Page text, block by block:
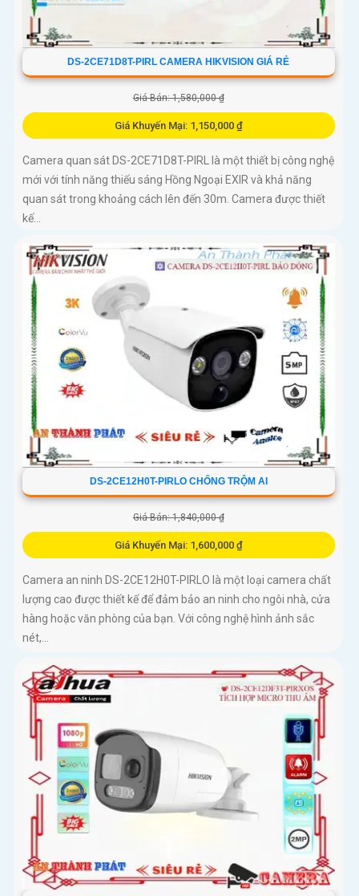
DS-2CE71D8T-PIRL CAMERA HIKVISION GIÁ RẺ
Giá Bán: 1,580,000 ₫
Giá Khuyến Mại: 1,150,000 ₫
Camera quan sát DS-2CE71D8T-PIRL là một thiết bị công nghệ
mới với tính năng thiếu sáng Hồng Ngoại EXIR và khả năng
quan sát trong khoảng cách lên đến 30m. Camera được thiết
kế...
DS-2CE12H0T-PIRLO CHỐNG TRỘM AI
Giá Bán: 1,840,000 ₫
Giá Khuyến Mại: 1,600,000 ₫
Camera an ninh DS-2CE12H0T-PIRLO là một loại camera chất
lượng cao được thiết kế để đảm bảo an ninh cho ngôi nhà, cửa
hàng hoặc văn phòng của bạn. Với công nghệ hình ảnh sắc
nét,...